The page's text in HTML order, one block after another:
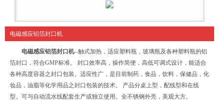
电磁感应铝箔封口机
电磁感应铝箔封口机--触式加热，适应塑料瓶，玻璃瓶及各种塑料瓶的铝
箔封口，符合GMP标准。 封口效率高，操作简便，高低可调式设计，能适合
各种高度容器之封口包装。适应性广，是目前制药，食品，饮料，保健品，化
妆品，油脂等化学用品之封口包装的技术。 产品分桌上型，配线型和在线
型。可与自动流水线配套生产或独立使用。全不锈钢外壳，美观大方。